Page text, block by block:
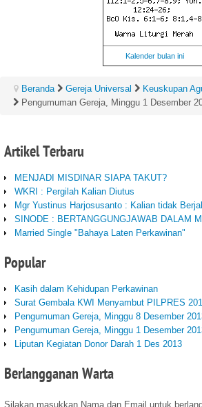
Kalender bulan ini
Beranda Gereja Universal Keuskupan
Pengumuman Gereja, Minggu 1 Desember
ArtikelTerbaru
MENJADI MISDINAR SIAPA TAKUT?
WKRI : Pergilah Kalian Diutus
Mgr Yustinus Harjosusanto : Kalian tidak
SINODE : BERTANGGUNGJAWAB DALAM
Married Single "Bahaya Laten Perkawinan"
Popular
Kasih dalam Kehidupan Perkawinan
Surat Gembala KWI Menyambut PILPRES
Pengumuman Gereja, Minggu 8 Desember
Pengumuman Gereja, Minggu 1 Desember
Liputan Kegiatan Donor Darah 1 Des 2013
Berlangganan Warta
Silakan masukkan Nama dan Email untuk